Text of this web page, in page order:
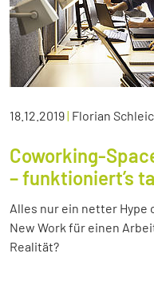
18.12.2019| Florian
Coworking-
– funktioniert’s
Alles nur ein netter
New Work für einen
Realität?